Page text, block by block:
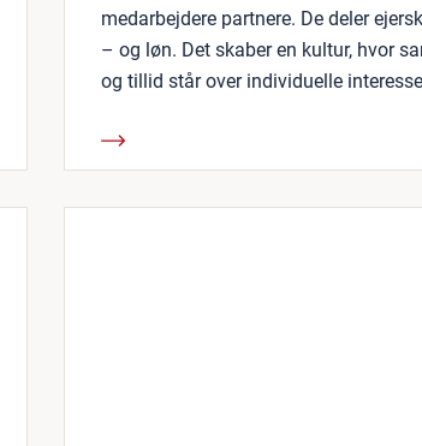
medarbejdere partnere. De deler
– og løn. Det skaber en kultur, hvor
og tillid står over individuelle